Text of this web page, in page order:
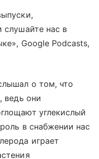
слушайте нас в
Google Podcasts,
о том, что
ведь они
углекислый
в снабжении нас
играет